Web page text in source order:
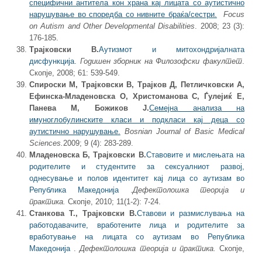
специфични антитела кон храна кај лицата со аутистично
нарушување во споредба со нивните браќа/сестри.
Focus
on Autism and Other Developmental Disabilities. 2008; 23 (3):
176-185.
Трајковски В.Аутизмот и митохондријалната
дисфункција. Годишен зборник на Филозофски факултет.
Скопје, 2008; 61: 539-549.
Спироски М, Трајковски В, Трајков Д, Петличковски А,
Ефинска-Младеновска О, Христоманова С, Ѓулејиќ Е,
Панева М, Божиков Ј.Семејна анализа на
имуноглобулинските класи и подкласи кај деца со
аутистично нарушување. Bosnian Journal of Basic Medical
Sciences.2009; 9 (4): 283-289.
Младеновска Б, Трајковски В.Ставовите и мислењата на
родителите и студентите за сексуалниот развој,
однесување и полов идентитет кај лица со аутизам во
Република Македонија.Дефектолошка теорија и
практика. Скопје, 2010; 11(1-2): 7-24.
Станкова Т., Трајковски В.Ставови и размислувања на
работодавачите, вработените лица и родителите за
вработување на лицата со аутизам во Република
Македонија.Дефектолошка теорија и практика. Скопје,